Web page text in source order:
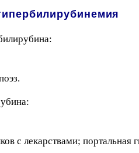
с лекарствами;